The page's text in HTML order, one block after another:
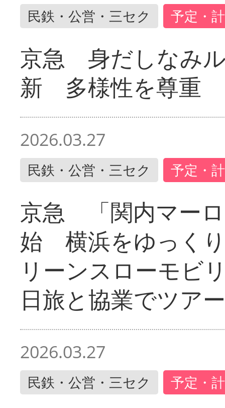
民鉄・公営・三セク 予定・
京急 身だしなみ
新 多様性を尊重
2026.03.27
民鉄・公営・三セク 予定・
京急 「関内マー
始 横浜をゆっく
リーンスローモ
日旅と協業でツアー
2026.03.27
民鉄・公営・三セク 予定・